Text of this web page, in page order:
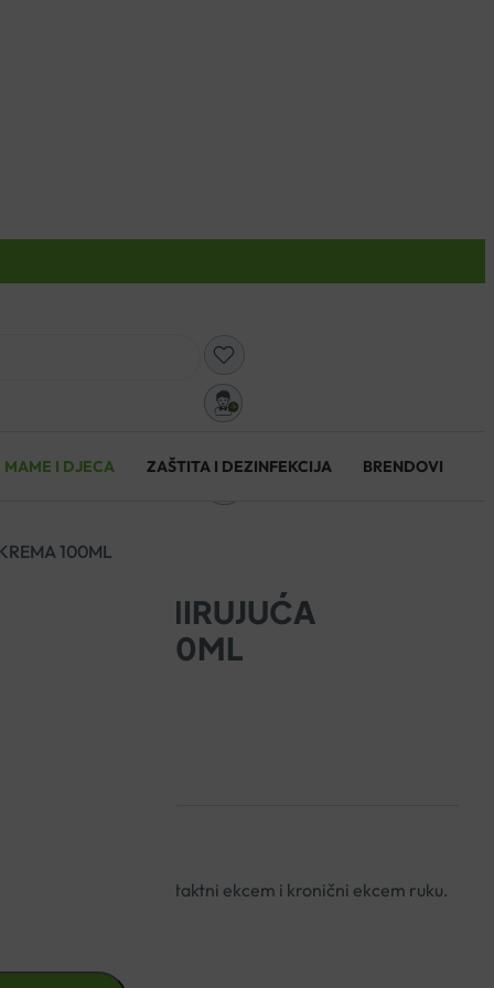
MAME I DJECA ZAŠTITA I DEZINFEKCIJA BRENDOVI
100ML
MED UMIRUJUĆA
KREMA 100ML
atopijski ekcem, kontaktni ekcem i kronični ekcem ruku.